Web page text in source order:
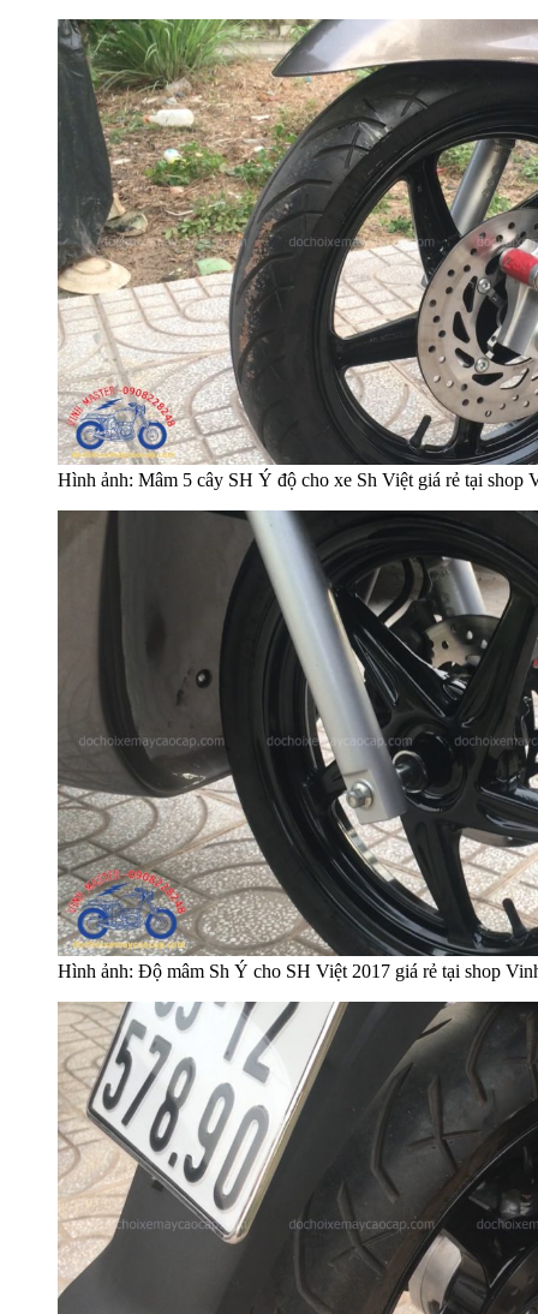
Hình ảnh: Mâm 5 cây SH Ý độ cho xe Sh Việt giá rẻ tại shop
Hình ảnh: Độ mâm Sh Ý cho SH Việt 2017 giá rẻ tại shop